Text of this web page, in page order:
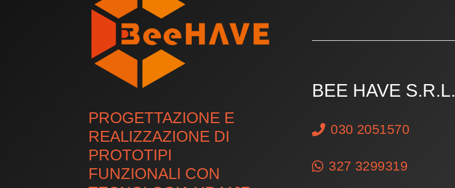
PROGETTAZIONE E
REALIZZAZIONE DI
PROTOTIPI
FUNZIONALI CON
BEE HAVE S.R.L.
030 2051570
327 3299319